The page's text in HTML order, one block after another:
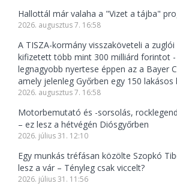
Hallottál már valaha a "Vizet a tájba"
2026. augusztus 7. 16:58
A TISZA-kormány visszaköveteli a
kifizetett több mint 300 milliárd forintot -
legnagyobb nyertese éppen az a Bayer
amely jelenleg Győrben egy 150 lakásos
2026. augusztus 7. 16:58
Motorbemutató és -sorsolás,
– ez lesz a hétvégén Diósgyőrben
2026. július 31. 12:10
Egy munkás tréfásan közölte Szopkó
lesz a vár – Tényleg csak viccelt?
2026. július 31. 11:56